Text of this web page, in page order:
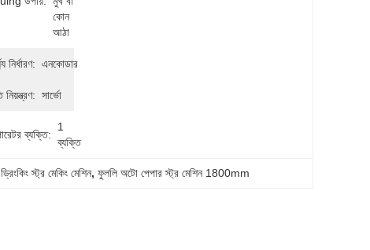
কোন
আঠা
নির্ধারণ: এনকোডার
নিয়ন্ত্রণ: সার্ভো
ব্যক্তি:
1
ব্যক্তি
স্ট্র মেকিং মেশিন, ফুললি অটো পেপার স্ট্র মেশিন 1800mm